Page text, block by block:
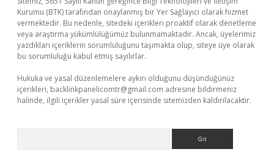
Kurumu (BTK) tarafından onaylanmış bir Yer Sağlayıcı olarak hizmet
vermektedir. Bu nedenle, sitedeki içerikleri proaktif olarak denetleme
veya araştırma yükümlülüğümüz bulunmamaktadır. Ancak, üyelerimiz
yazdıkları içeriklerin sorumluluğunu taşımakta olup, siteye üye olarak
bu sorumluluğu kabul etmiş sayılırlar.
Hukuka ve yasal düzenlemelere aykırı olduğunu düşündüğünüz
içerikleri, backlinkpanelicomtr@gmail.com adresine bildirmeniz
halinde, ilgili içerikler yasal süre içerisinde sitemizden kaldırılacaktır.